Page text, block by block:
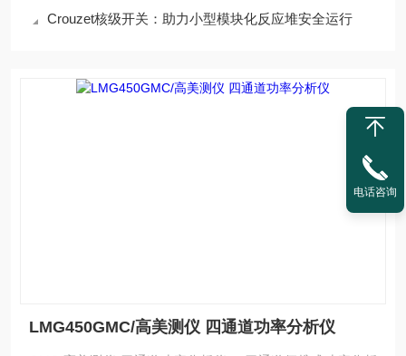
Crouzet核级开关：助力小型模块化反应堆安全运行
LMG450GMC/高美测仪 四通道功率分析仪
电话咨询